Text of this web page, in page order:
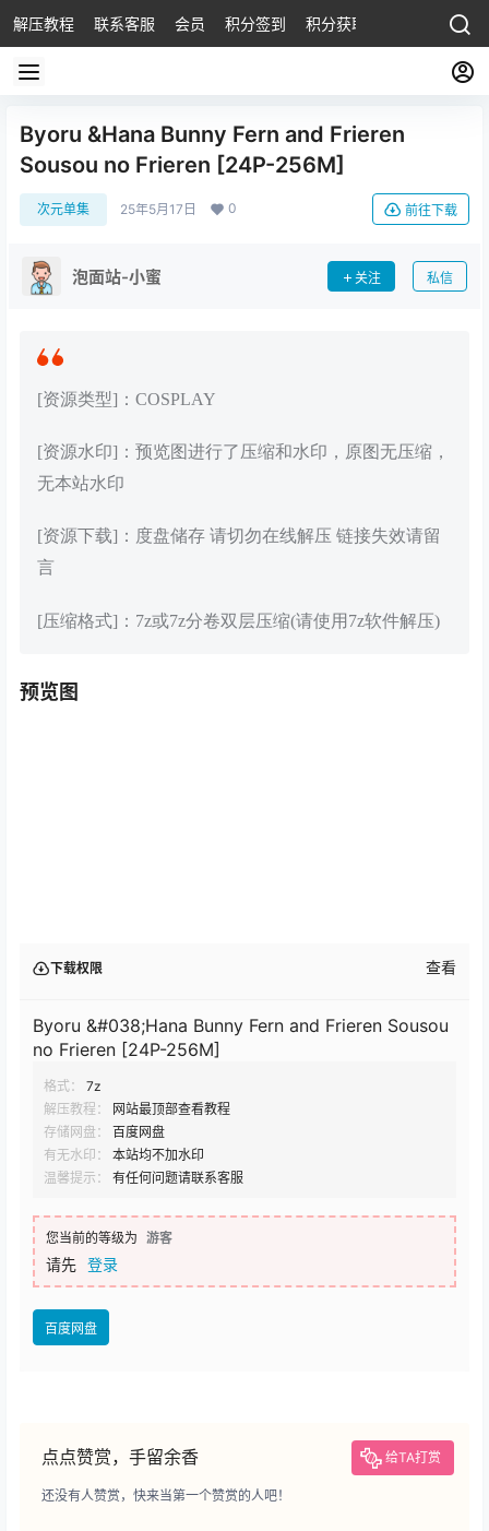
解压教程 联系客服 会员 积分签到 积分获取
Byoru &Hana Bunny Fern and Frieren
Sousou no Frieren [24P-256M]
次元单集 25年5月17日 0 前往下载
泡面站-小蜜 关注 私信
[资源类型]：COSPLAY
[资源水印]：预览图进行了压缩和水印，原图无压缩，
无本站水印
[资源下载]：度盘储存 请切勿在线解压 链接失效请留
言
[压缩格式]：7z或7z分卷双层压缩(请使用7z软件解压)
预览图
下载权限 查看
Byoru &#038;Hana Bunny Fern and Frieren Sousou
no Frieren [24P-256M]
格式：
7z
解压教程：
网站最顶部查看教程
存储网盘：
百度网盘
有无水印：
本站均不加水印
温馨提示：
有任何问题请联系客服
您当前的等级为 游客
请先 登录
百度网盘
点点赞赏，手留余香 给TA打赏
还没有人赞赏，快来当第一个赞赏的人吧！